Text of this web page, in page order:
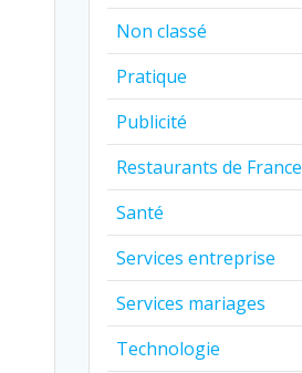
Non classé
Pratique
Publicité
Restaurants de France
Santé
Services entreprise
Services mariages
Technologie